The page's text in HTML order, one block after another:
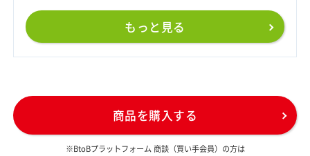
もっと見る
商品を購入する
※BtoBプラットフォーム 商談（買い手会員）の方は